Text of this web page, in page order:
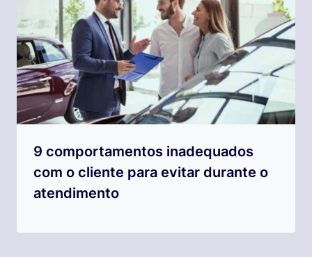
9 comportamentos inadequados
com o cliente para evitar durante o
atendimento